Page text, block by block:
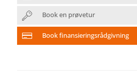
Book en prøvetur
Book finansieringsrådgivning